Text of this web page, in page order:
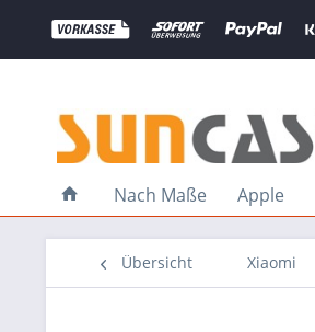
Nach Maße Apple
Übersicht Xiaomi